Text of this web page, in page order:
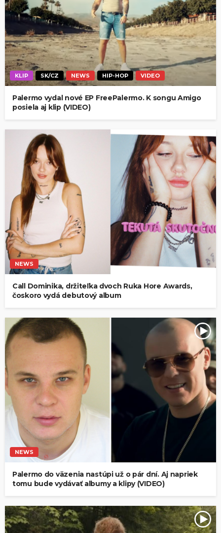
KLIP SK/CZ NEWS HIP-HOP VIDEO
Palermo vydal nové EP FreePalermo. K songu Amigo
posiela aj klip (VIDEO)
NEWS
Call Dominika, držiteľka dvoch Ruka Hore Awards,
čoskoro vydá debutový album
NEWS
Palermo do väzenia nastúpi už o pár dní. Aj napriek
tomu bude vydávať albumy a klipy (VIDEO)